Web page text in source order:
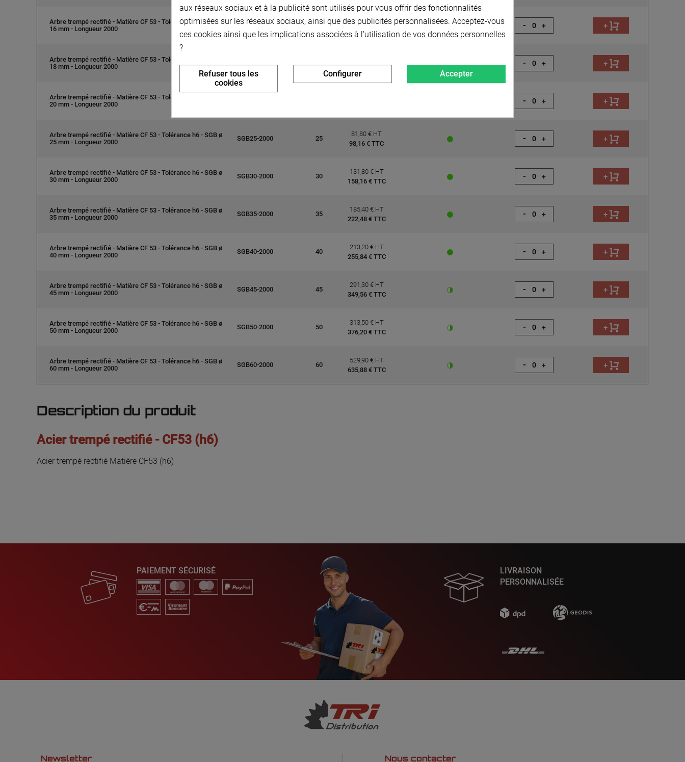
Arbre trempé rectifié - Matière CF 53 - Tolérance h6 - SGB ø
16 mm - Longueur 2000
SGB16-2000 16
46,50 € HT
55,80 € TTC
- + +
Arbre trempé rectifié - Matière CF 53 - Tolérance h6 - SGB ø
18 mm - Longueur 2000
SGB18-2000 18 - + +
Arbre trempé rectifié - Matière CF 53 - Tolérance h6 - SGB ø
20 mm - Longueur 2000
- + +
Arbre trempé rectifié - Matière CF 53 - Tolérance h6 - SGB ø
25 mm - Longueur 2000
SGB25-2000 25
81,80 € HT
98,16 € TTC
- + +
Arbre trempé rectifié - Matière CF 53 - Tolérance h6 - SGB ø
30 mm - Longueur 2000
SGB30-2000 30
131,80 € HT
158,16 € TTC
- + +
Arbre trempé rectifié - Matière CF 53 - Tolérance h6 - SGB ø
35 mm - Longueur 2000
SGB35-2000 35
185,40 € HT
222,48 € TTC
- + +
Arbre trempé rectifié - Matière CF 53 - Tolérance h6 - SGB ø
40 mm - Longueur 2000
SGB40-2000 40
213,20 € HT
255,84 € TTC
- + +
Arbre trempé rectifié - Matière CF 53 - Tolérance h6 - SGB ø
45 mm - Longueur 2000
SGB45-2000 45
291,30 € HT
349,56 € TTC
- + +
Arbre trempé rectifié - Matière CF 53 - Tolérance h6 - SGB ø
50 mm - Longueur 2000
SGB50-2000 50
313,50 € HT
376,20 € TTC
- + +
Arbre trempé rectifié - Matière CF 53 - Tolérance h6 - SGB ø
60 mm - Longueur 2000
SGB60-2000 60
529,90 € HT
635,88 € TTC
- + +
Description du produit
Acier trempé rectifié - CF53 (h6)
Acier trempé rectifié Matière CF53 (h6)
PAIEMENT SÉCURISÉ
LIVRAISON
PERSONNALISÉE
Newsletter Nous contacter
aux réseaux sociaux et à la publicité sont utilisés pour vous offrir des fonctionnalités
optimisées sur les réseaux sociaux, ainsi que des publicités personnalisées. Acceptez-vous
ces cookies ainsi que les implications associées à l'utilisation de vos données personnelles
?
Accepter
Refuser tous les
cookies
Configurer